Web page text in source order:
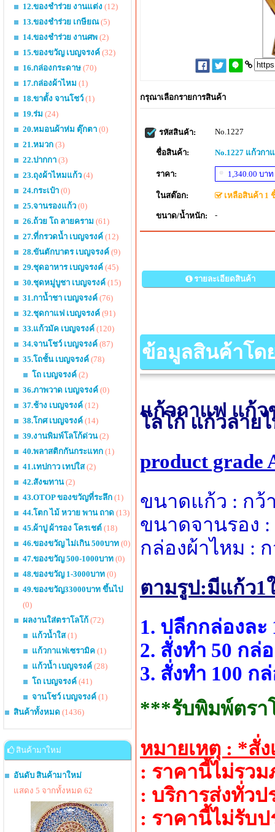
12.ของชำร่วย งานแต่ง (12)
13.ของชำร่วย เกษียณ(5)
14.ของชำร่วย งานศพ (2)
15.ของขวัญ เบญจรงค์ (32)
16.กล่องกระดาษ (70)
17.กล่องผ้าไหม (1)
18.ขาตั้ง จานโชว์ (1)
19.ร่ม (24)
20.หมอนผ้าห่ม ตุ๊กตา (0)
21.หมวก (3)
22.ปากกา (3)
23.ถุงผ้าไหมแก้ว (4)
24.กระเป๋า (0)
25.จานรองแก้ว (0)
26.ถ้วย โถ ลายคราม (61)
27.ที่กรวดน้ำ เบญจรงค์ (12)
28.ขันตักบาตร เบญจรงค์ (9)
29.ชุดอาหาร เบญจรงค์ (45)
30.ชุดหมู่บูชา เบญจรงค์ (15)
31.กาน้ำชา เบญจรงค์ (76)
32.ชุดกาแฟ เบญจรงค์ (91)
33.แก้วมัค เบญจรงค์ (120)
34.จานโชว์ เบญจรงค์ (87)
35.โถชั้น เบญจรงค์ (78)
โถ เบญจรงค์ (2)
36.ภาพวาด เบญจรงค์ (0)
37.ช้าง เบญจรงค์ (12)
38.โกศ เบญจรงค์ (14)
39.งานพิมพ์โลโก้ด่วน(2)
40.พลาสติกกันกระแทก (1)
41.เทปกาว เทปใส(2)
42.สังฆทาน(2)
43.OTOP ของขวัญที่ระลึก (1)
44.โตก ไม้ หวาย พาน ถาด (13)
45.ผ้าปู ผ้ารอง โครเชต์ (18)
46.ของขวัญ ไม่เกิน 500บาท (0)
47.ของขวัญ 500-1000บาท (0)
48.ของขวัญ 1-3000บาท (0)
49.ของขวัญ33000บาท ขึ้นไป
(0)
ผลงานใส่ตราโลโก้ (72)
แก้วน้ำใส(1)
แก้วกาแฟเซรามิค (1)
แก้วน้ำ เบญจรงค์ (28)
โถ เบญจรงค์ (41)
จานโชว์ เบญจรงค์ (1)
สินค้าทั้งหมด (1436)
สินค้ามาใหม่
อันดับ สินค้ามาใหม่
แสดง 5 จากทั้งหมด 62
กรุณาเลือกรายการสินค้า
รหัสสินค้า: No.1227
ชื่อสินค้า: No.1227 แก้วกา
ราคา: 1,340.00 บาท
ในสต๊อก: เหลือสินค้า 1
ขนาด/น้ำหนัก: -
รายละเอียดสินค้า
ข้อมูลสินค้าโด
แก้วกาแฟ แก้ว
โลโก้ แก้วลาย
product
ขนาดแก้ว : กว้
ขนาดจานรอง :
กล่องผ้าไหม :
ตามรูป:มีแก้ว1
1. ปลีกกล่องละ
2. สั่งทำ 50 กล่
3. สั่งทำ 100 ก
***รับพิมพ์ตรา
หมายเหตุ : *สั่ง
: ราคานี้ไม่รว
: บริการส่งทั่วป
: ราคานี้ไม่รับ